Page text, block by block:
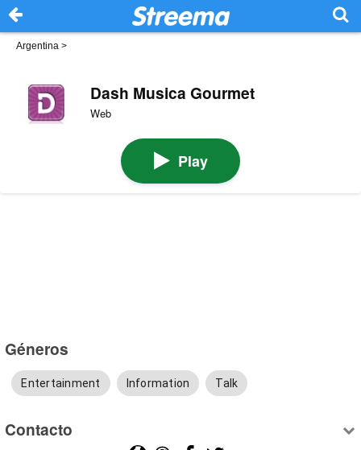
Argentina >
Dash Musica Gourmet
Web
Play
Géneros
Entertainment Information Talk
Contacto